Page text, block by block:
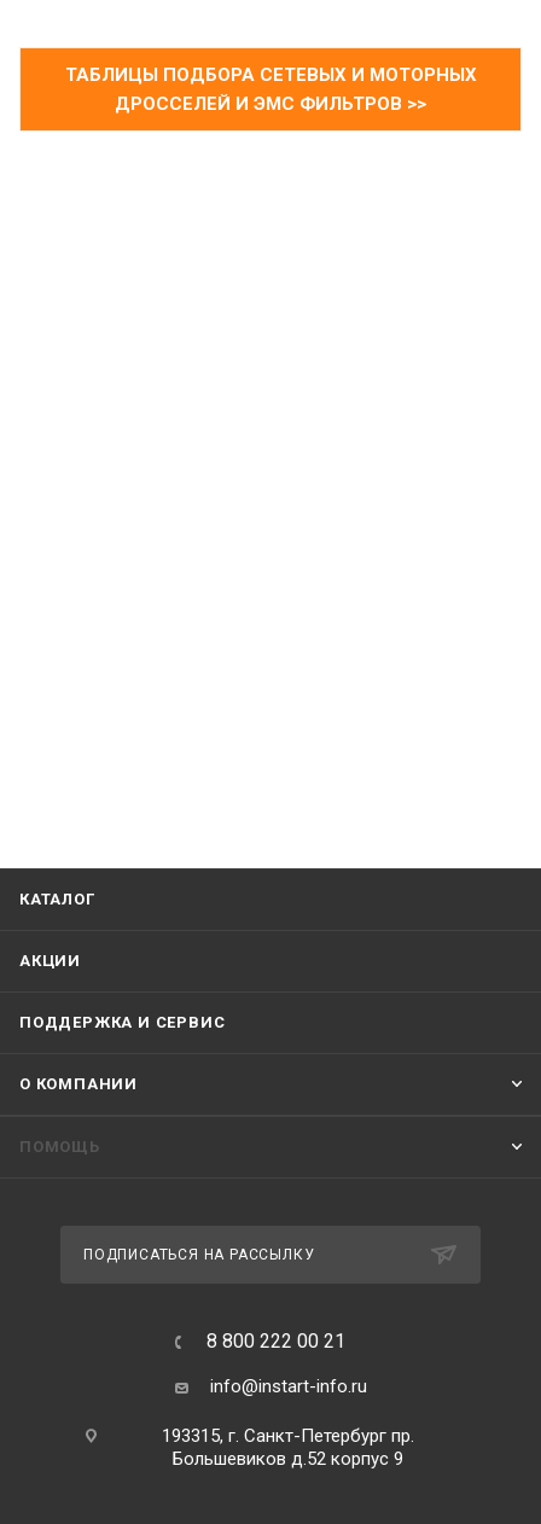
ТАБЛИЦЫ ПОДБОРА СЕТЕВЫХ И МОТОРНЫХ
ДРОССЕЛЕЙ И ЭМС ФИЛЬТРОВ >>
КАТАЛОГ
АКЦИИ
ПОДДЕРЖКА И СЕРВИС
О КОМПАНИИ
ПОМОЩЬ
ПОДПИСАТЬСЯ НА РАССЫЛКУ
8 800 222 00 21
info@instart-info.ru
193315, г. Санкт-Петербург пр.
Большевиков д.52 корпус 9